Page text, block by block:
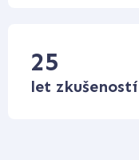
25
let zkušeností